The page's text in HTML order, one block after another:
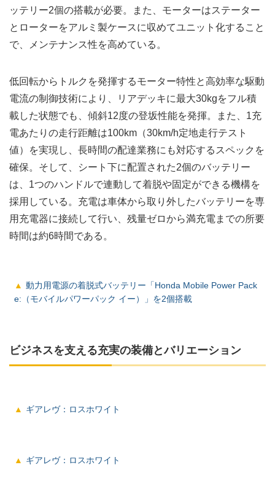
ッテリー2個の搭載が必要。また、モーターはステーター
とローターをアルミ製ケースに収めてユニット化すること
で、メンテナンス性を高めている。
低回転からトルクを発揮するモーター特性と高効率な駆動
電流の制御技術により、リアデッキに最大30kgをフル積
載した状態でも、傾斜12度の登坂性能を発揮。また、1充
電あたりの走行距離は100km（30km/h定地走行テスト
値）を実現し、長時間の配達業務にも対応するスペックを
確保。そして、シート下に配置された2個のバッテリー
は、1つのハンドルで連動して着脱や固定ができる機構を
採用している。充電は車体から取り外したバッテリーを専
用充電器に接続して行い、残量ゼロから満充電までの所要
時間は約6時間である。
動力用電源の着脱式バッテリー「Honda Mobile Power Pack
e:（モバイルパワーパック イー）」を2個搭載
ビジネスを支える充実の装備とバリエーション
ギアレヴ：ロスホワイト
ギアレヴ：ロスホワイト